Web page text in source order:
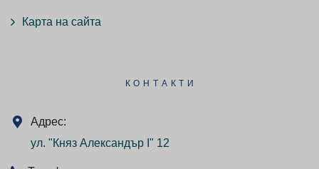
Карта на сайта
КОНТАКТИ
Адрес:
ул. "Княз Александър I" 12